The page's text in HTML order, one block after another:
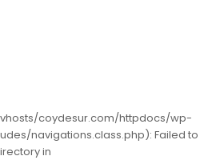
coydesur.com/httpdocs/wp-
navigations.class.php): Failed to
in